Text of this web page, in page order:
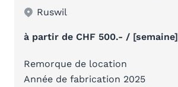
Ruswil
à partir de CHF 500.- / [semaine]
Remorque de location
Année de fabrication 2025